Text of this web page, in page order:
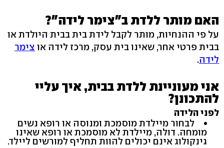
האם מותר ללדת ב"צימר לידה"?
על פי ההנחיות, מותר לקבל לידת בית בבית היולדת או
בבית פרטי אחר, שאינו בית עסק, מרכז לידה או צימר
לידה.
אני מעוניינת ללדת בבית, איך עליי
להתכונן?
לפני הלידה
לבחור מיילדת מוסמכת ומנוסה או רופא נשים
מומחה. דולה, מיילדת לא מוסמכת או רופא שאינו
גינקולוג אינם יכולים להוות תחליף למורשים ליילד.